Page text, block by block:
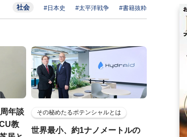
社会 #日本史 #太平洋戦争 #書籍抜粋
年談
教
その秘めたるポテンシャルとは
世界最小、約1ナノメートルの